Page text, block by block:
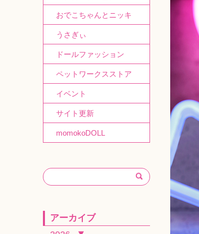
おでこちゃんとニッキ
うさぎぃ
ドールファッション
ペットワークスストア
イベント
サイト更新
momokoDOLL
アーカイブ